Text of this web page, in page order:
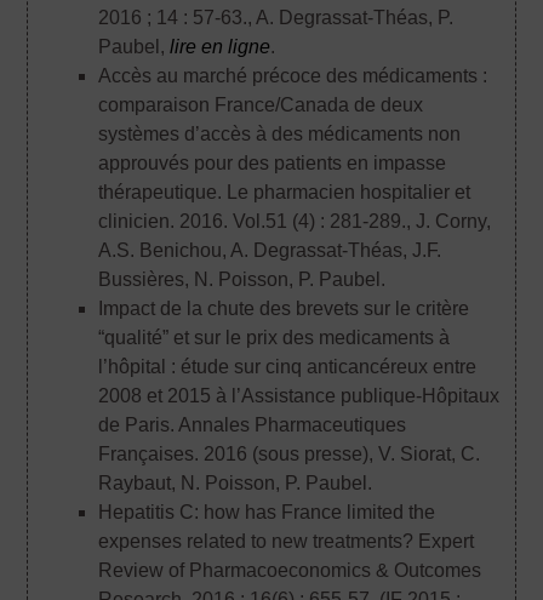
2016 ; 14 : 57-63., A. Degrassat-Théas, P.
Paubel,lire en ligne.
Accès au marché précoce des médicaments :
comparaison France/Canada de deux
systèmes d’accès à des médicaments non
approuvés pour des patients en impasse
thérapeutique. Le pharmacien hospitalier et
clinicien. 2016. Vol.51 (4) : 281-289., J. Corny,
A.S. Benichou, A. Degrassat-Théas, J.F.
Bussières, N. Poisson, P. Paubel.
Impact de la chute des brevets sur le critère
“qualité” et sur le prix des medicaments à
l’hôpital : étude sur cinq anticancéreux entre
2008 et 2015 à l’Assistance publique-Hôpitaux
de Paris. Annales Pharmaceutiques
Françaises. 2016 (sous presse), V. Siorat, C.
Raybaut, N. Poisson, P. Paubel.
Hepatitis C: how has France limited the
expenses related to new treatments? Expert
Review of Pharmacoeconomics & Outcomes